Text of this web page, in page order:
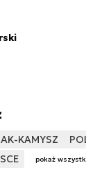
KAMYSZ
pokaż